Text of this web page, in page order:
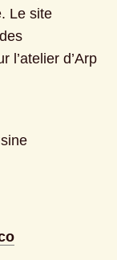
Le site
l’atelier d’Arp